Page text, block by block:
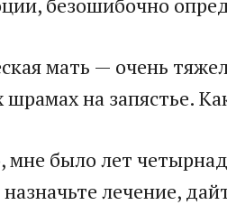
мать — очень
на запястье.
было лет
лечение,